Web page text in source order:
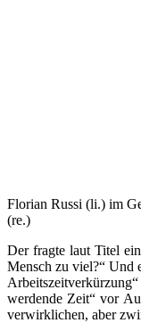
Florian Russi (li.) im
(re.)
Der fragte laut Titel
Mensch zu viel?“ Und
werdende Zeit“ vor
verwirklichen, aber